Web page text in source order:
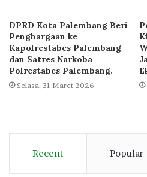
DPRD Kota Palembang Beri
Penghargaan ke
Kapolrestabes Palembang
dan Satres Narkoba
Polrestabes Palembang.
Selasa, 31 Maret 2026
Recent Popular